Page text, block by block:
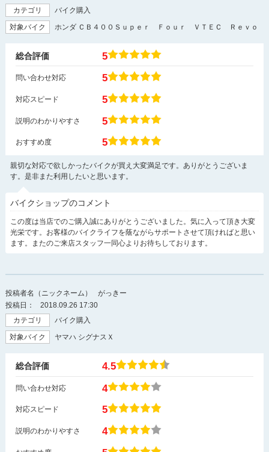
カテゴリ
バイク購入
対象バイク
ホンダ ＣＢ４００Ｓｕｐｅｒ Ｆｏｕｒ ＶＴＥＣ Ｒｅｖｏ
総合評価 5
問い合わせ対応 5
対応スピード 5
説明のわかりやすさ 5
おすすめ度 5
親切な対応で欲しかったバイクが買え大変満足です。ありがとうございま
す。是非また利用したいと思います。
バイクショップのコメント
この度は当店でのご購入誠にありがとうございました。気に入って頂き大変
光栄です。お客様のバイクライフを蔭ながらサポートさせて頂ければと思い
ます。またのご来店スタッフ一同心よりお待ちしております。
投稿者名（ニックネーム）
がっきー
投稿日：
2018.09.26 17:30
カテゴリ
バイク購入
対象バイク
ヤマハ シグナスＸ
総合評価 4.5
問い合わせ対応 4
対応スピード 5
説明のわかりやすさ 4